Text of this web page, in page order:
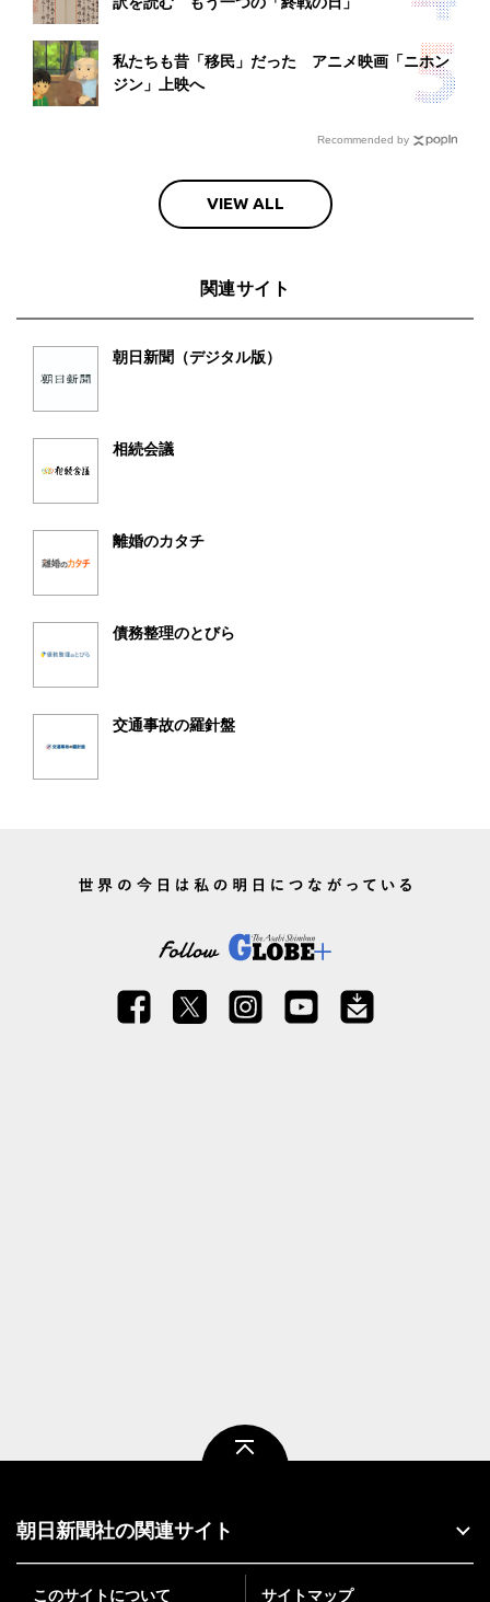
私たちも昔「移民」だった アニメ映画「ニホン
ジン」上映へ
Recommended by
VIEW ALL
関連サイト
朝日新聞（デジタル版）
相続会議
離婚のカタチ
債務整理のとびら
交通事故の羅針盤
朝日新聞社の関連サイト
このサイトについて サイトマップ